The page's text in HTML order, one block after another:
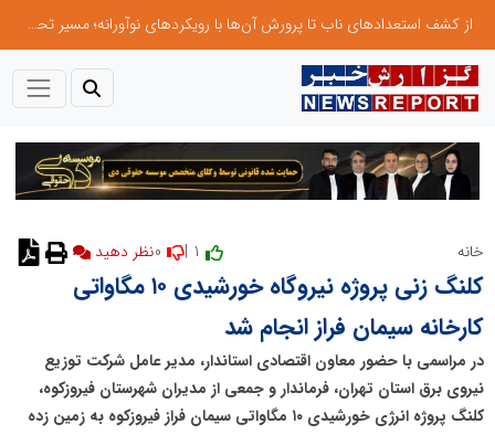
از کشف استعدادهای ناب تا پرورش آن‌ها با رویکردهای نوآورانه؛ مسیر تحول‌آفرین شنای ایران در سطح جهانی
خانه نظر دهید
کلنگ زنی پروژه نیروگاه خورشیدی ۱۰ مگاواتی
کارخانه سیمان فراز انجام شد
در مراسمی با حضور معاون اقتصادی استاندار، مدیر عامل شرکت توزیع
نیروی برق استان تهران، فرماندار و جمعی از مدیران شهرستان فیروزکوه،
کلنگ پروژه انرژی خورشیدی ۱۰ مگاواتی سیمان فراز فیروزکوه به زمین زده